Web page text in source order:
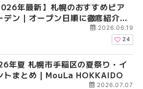
年最新】札幌のおすすめビア
デン｜オープン日順に徹底紹介！
公園から穴場テラスまで | MouLa
2026.06.19
24
年夏 札幌市手稲区の夏祭り・イ
トまとめ | MouLa HOKKAIDO
2026.07.07
2026年夏 札幌市北区
ントまとめ | MouLa
2026年夏 札幌市清田
ベントまとめ |
2026年夏 札幌市手稲
ベントまとめ |
2026年夏 札幌市清田
ベントまとめ |